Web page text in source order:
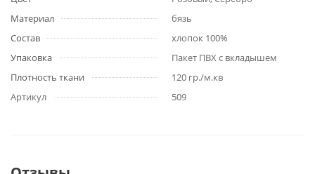
Материал
бязь
Состав
хлопок 100%
Упаковка
Пакет ПВХ с вкладышем
Плотность ткани
120 гр./м.кв
Артикул
509